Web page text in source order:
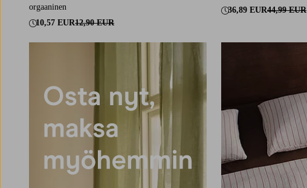
orgaaninen
10,57 EUR12,90 EUR
36,89 EUR44,99 EUR